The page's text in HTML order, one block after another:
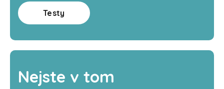
Testy
Nejste v tom